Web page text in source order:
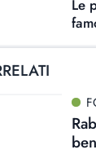
Le